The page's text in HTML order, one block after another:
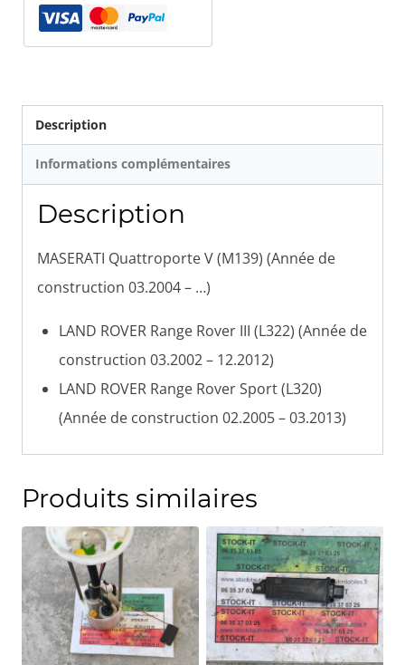
Description
Informations complémentaires
Description
MASERATI Quattroporte V (M139) (Année de
construction 03.2004 – …)
LAND ROVER Range Rover III (L322) (Année de
construction 03.2002 – 12.2012)
LAND ROVER Range Rover Sport (L320)
(Année de construction 02.2005 – 03.2013)
Produits similaires